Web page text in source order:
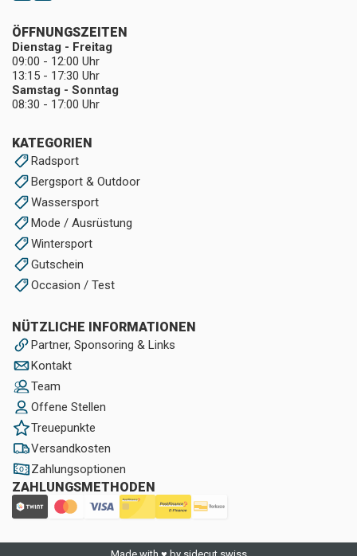
KATEGORIEN
Radsport
Bergsport & Outdoor
Wassersport
Mode / Ausrüstung
Wintersport
Gutschein
Occasion / Test
NÜTZLICHE INFORMATIONEN
Partner, Sponsoring & Links
Kontakt
Team
Offene Stellen
Treuepunkte
Versandkosten
Zahlungsoptionen
ZAHLUNGSMETHODEN
ÖFFNUNGSZEITEN
Dienstag - Freitag
09:00 - 12:00 Uhr
13:15 - 17:30 Uhr
Samstag - Sonntag
08:30 - 17:00 Uhr